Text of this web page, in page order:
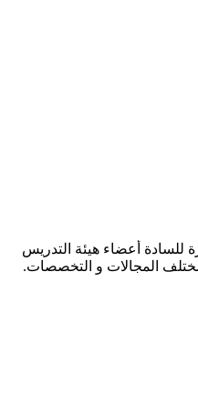
للسادة أعضاء هيئة التدريس
مختلف المجالات و التخصصات.